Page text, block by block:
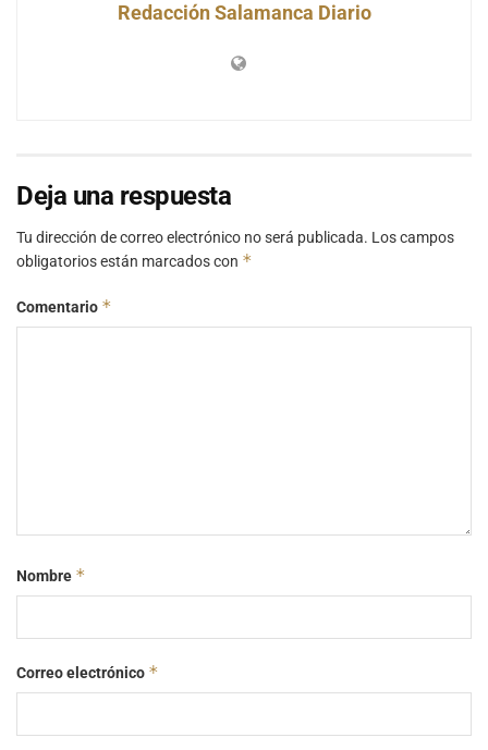
Redacción Salamanca Diario
Deja una respuesta
Tu dirección de correo electrónico no será publicada. Los campos
obligatorios están marcados con *
Comentario *
Nombre *
Correo electrónico *